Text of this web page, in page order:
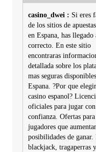
casino_dwei : Si eres
de los sitios de
en Espana, has
correcto. En este sitio
encontraras
detallada sobre los
mas seguras
Espana. ?Por que
casino espanol?
oficiales para jugar
confianza. Ofertas
jugadores que
posibilidades de ganar.
blackjack, tragaperras